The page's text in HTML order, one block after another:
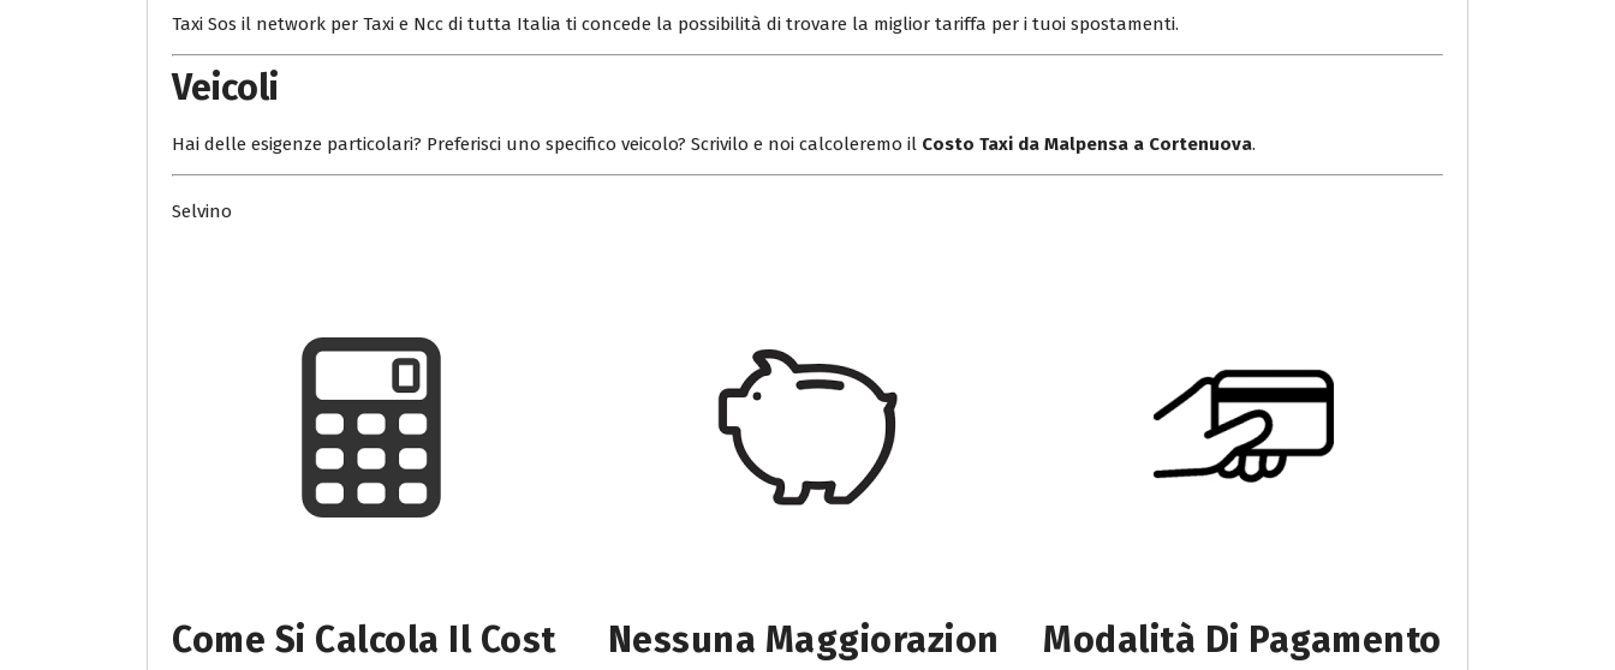
Taxi Sos il network per Taxi e Ncc di tutta Italia ti concede la possibilità di trovare la miglior tariffa per i tuoi spostamenti.
Veicoli
Hai delle esigenze particolari? Preferisci uno specifico veicolo? Scrivilo e noi calcoleremo il Costo Taxi da Malpensa a Cortenuova.
Selvino
Come Si Calcola Il Cost
Nessuna Maggiorazion
Modalità Di Pagamento